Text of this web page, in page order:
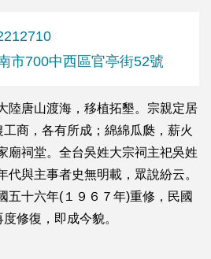
市700中西區官亭街52號
陸唐山渡海，移植拓墾。宗親定居
商，各有所成；綿綿瓜瓞，薪火
廟祠堂。全台吳姓大宗祠主祀吳姓
代與主事者史無明載，眾說紛云。
五十六年(１９６７年)重修，民國
修復，即成今貌。